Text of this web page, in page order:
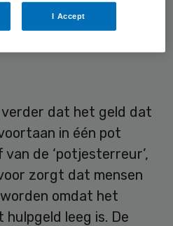
een brief over
Kamer.
dat het geld dat
in één pot
de ‘potjesterreur’,
zorgt dat mensen
omdat het
leeg is. De
I Accept